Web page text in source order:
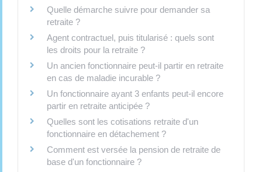
Quelle démarche suivre pour demander sa
retraite ?
Agent contractuel, puis titularisé : quels sont
les droits pour la retraite ?
Un ancien fonctionnaire peut-il partir en retraite
en cas de maladie incurable ?
Un fonctionnaire ayant 3 enfants peut-il encore
partir en retraite anticipée ?
Quelles sont les cotisations retraite d'un
fonctionnaire en détachement ?
Comment est versée la pension de retraite de
base d'un fonctionnaire ?